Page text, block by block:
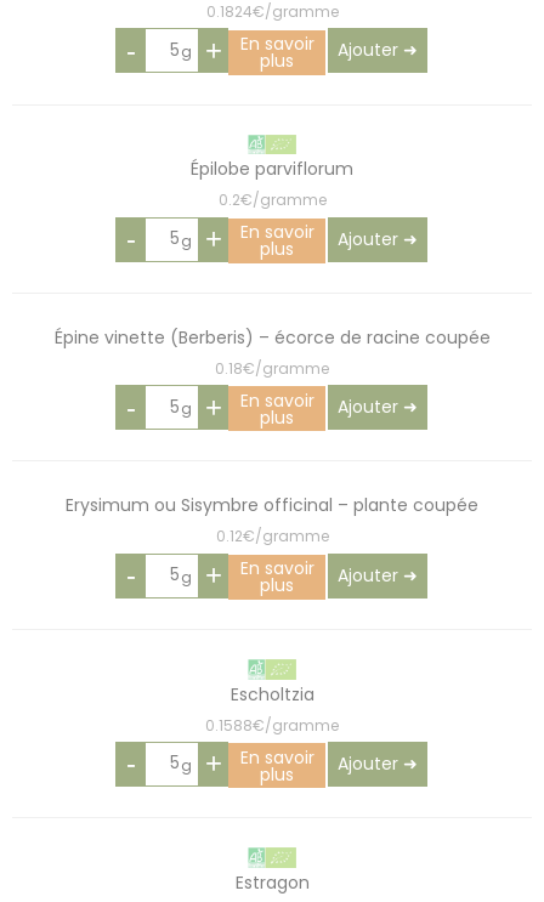
0.1824€/gramme
- + En savoir
plus Ajouter ➜
Épilobe parviflorum
0.2€/gramme
- + En savoir
plus Ajouter ➜
Épine vinette (Berberis) – écorce de racine coupée
0.18€/gramme
- + En savoir
plus Ajouter ➜
Erysimum ou Sisymbre officinal – plante coupée
0.12€/gramme
- + En savoir
plus Ajouter ➜
Escholtzia
0.1588€/gramme
- + En savoir
plus Ajouter ➜
Estragon